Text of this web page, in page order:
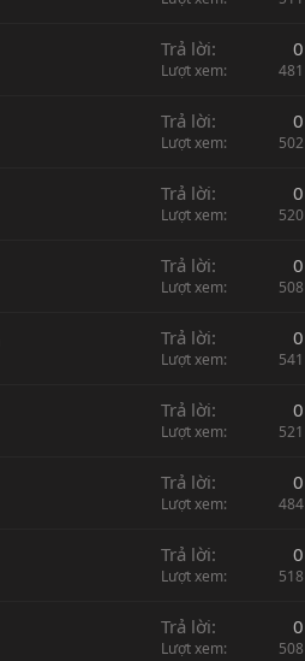
Trả lời 0
Lượt xem 481
Trả lời 0
Lượt xem 502
Trả lời 0
Lượt xem 520
Trả lời 0
Lượt xem 508
Trả lời 0
Lượt xem 541
Trả lời 0
Lượt xem 521
Trả lời 0
Lượt xem 484
Trả lời 0
Lượt xem 518
Trả lời 0
Lượt xem 508